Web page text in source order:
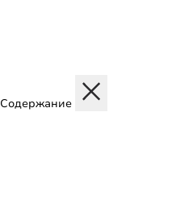
Содержание